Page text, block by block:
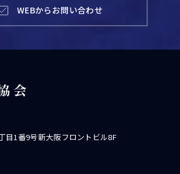
WEBからお問い合わせ
目1番9号新大阪フロントビル8F